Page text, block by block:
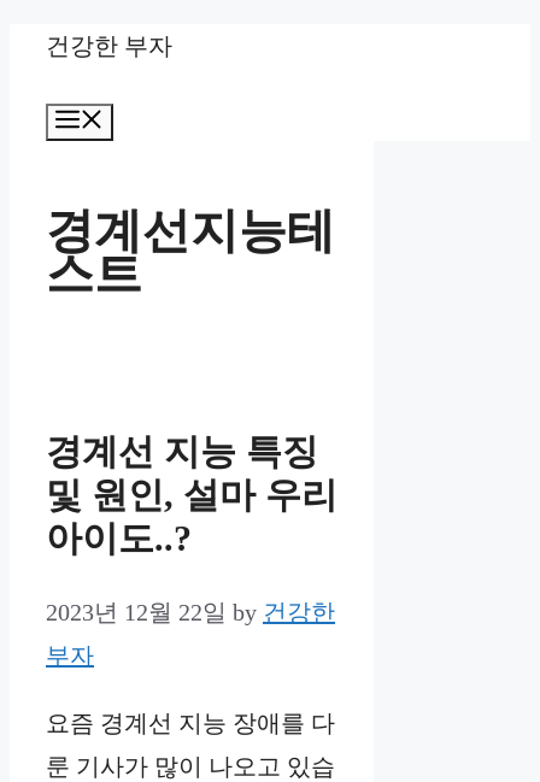
Skip
content
건강한 부자
경계선지능테
스트
경계선 지능 특징
및 원인, 설마 우리
아이도..?
2023년 12월 22일 by 건강한
부자
요즘 경계선 지능 장애를 다
룬 기사가 많이 나오고 있습